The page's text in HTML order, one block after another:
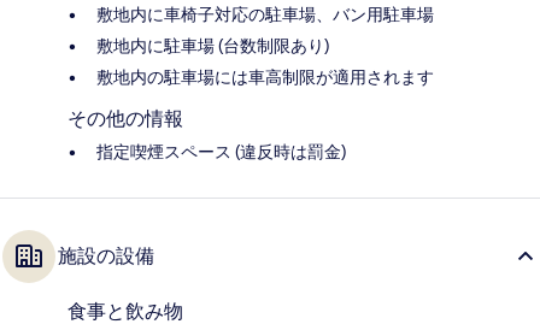
敷地内に車椅子対応の駐車場、バン用駐車場
敷地内に駐車場 (台数制限あり)
敷地内の駐車場には車高制限が適用されます
その他の情報
指定喫煙スペース (違反時は罰金)
施設の設備
食事と飲み物